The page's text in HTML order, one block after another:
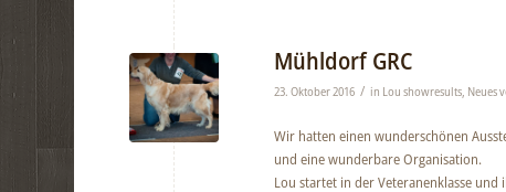
Mühldorf GRC
23. Oktober 2016 / in Lou showresults, Neues
Wir hatten einen wunderschönen
und eine wunderbare Organisation.
Lou startet in der Veteranenklasse